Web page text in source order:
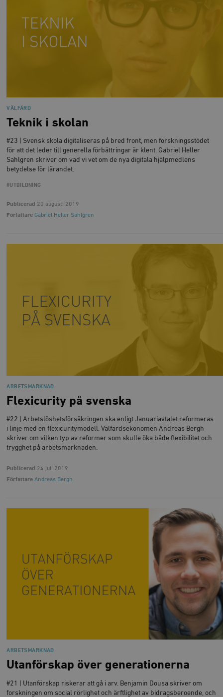
VÄLFÄRD
Teknik i skolan
#23 | Svensk skola digitaliseras på bred front, men forskningsstödet
för att det leder till generella förbättringar är klent. Gabriel Heller
Sahlgren skriver om vad vi vet om de nya digitala hjälpmedlens
betydelse för lärandet.
#UTBILDNING
Publicerad 20 augusti 2019
Författare Gabriel Heller Sahlgren
ARBETSMARKNAD
Flexicurity på svenska
#22 | Arbetslöshetsförsäkringen ska enligt Januariavtalet reformeras
i linje med en flexicuritymodell. Välfärdsekonomen Andreas Bergh
skriver om vilken typ av reformer som skulle öka både flexibilitet och
trygghet på arbetsmarknaden.
Publicerad 24 juli 2019
Författare Andreas Bergh
ARBETSMARKNAD
Utanförskap över generationerna
#21 | Utan­förskap riskerar att gå i arv. Benjamin Dousa skriver om
forskningen om social rörlighet och ärftlighet av bidragsberoende, och